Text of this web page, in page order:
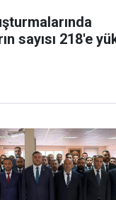
sayısı 218'e